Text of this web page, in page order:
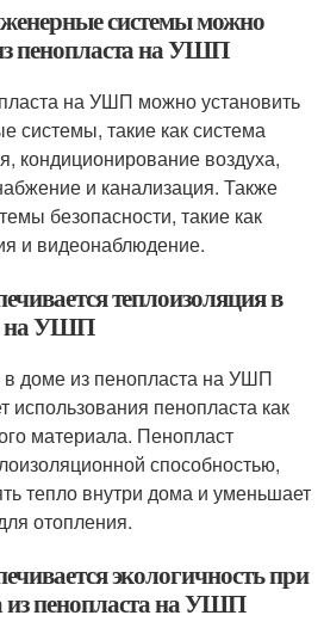
системы можно
пенопласта на УШП
на УШП можно установить
системы, такие как система
кондиционирование воздуха,
и канализация. Также
безопасности, такие как
и видеонаблюдение.
теплоизоляция в
на УШП
в доме из пенопласта на УШП
использования пенопласта как
материала. Пенопласт
способностью,
тепло внутри дома и уменьшает
отопления.
экологичность при
из пенопласта на УШП